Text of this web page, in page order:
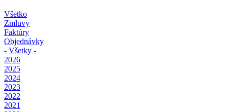
Všetko
Zmluvy
Faktúry
Objednávky
- Všetky -
2026
2025
2024
2023
2022
2021